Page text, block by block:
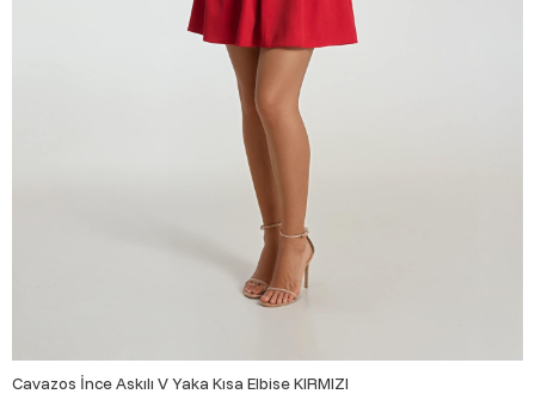
Cavazos İnce Askılı V Yaka Kısa Elbise KIRMIZI